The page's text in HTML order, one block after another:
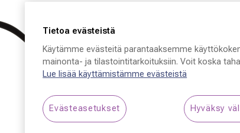
Tietoa evästeistä
Käytämme evästeitä parantaaksemme
mainonta- ja tilastointitarkoituksiin. Voit koska
Lue lisää käyttämistämme evästeistä
Evästeasetukset Hyväksy